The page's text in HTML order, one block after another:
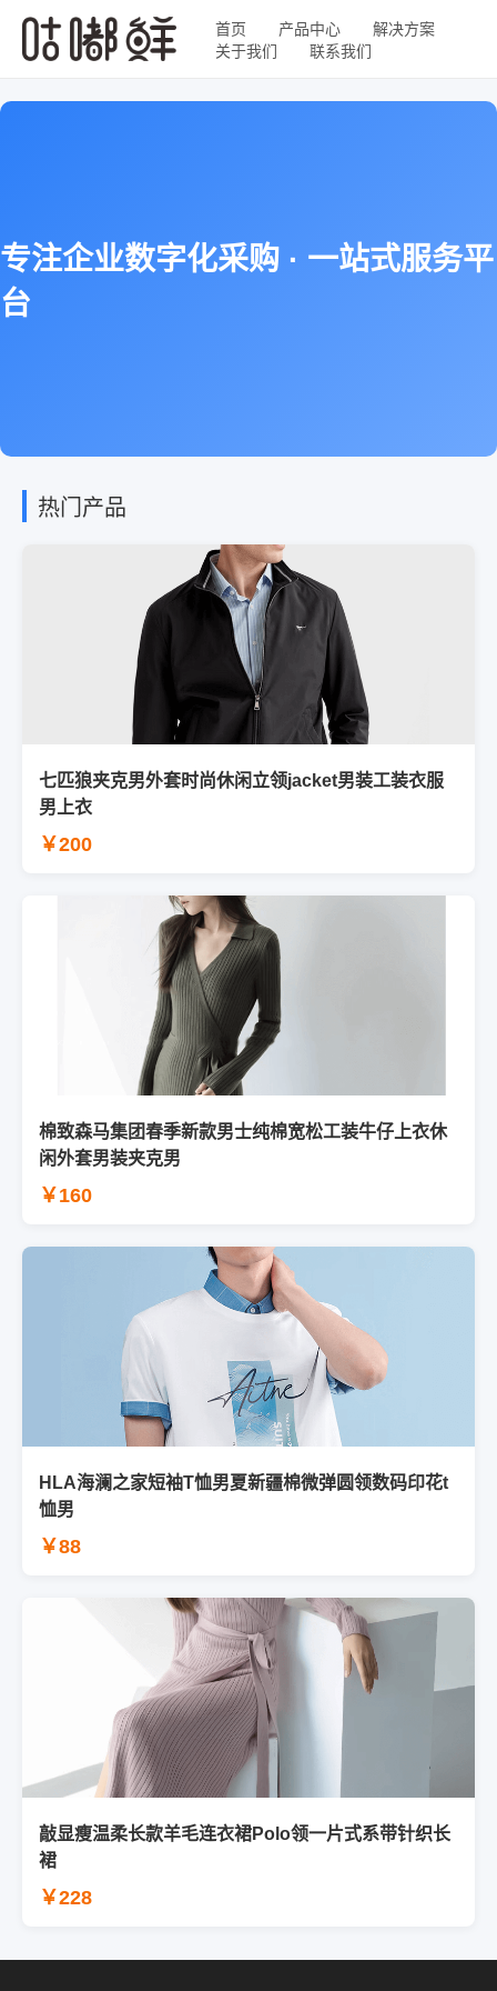
首页 产品中心
解决方案
关于我们
联系我们
专注企业数字化采购 · 一站式服务平
台
热门产品
七匹狼夹克男外套时尚休闲立领jacket男装工装衣服
男上衣
￥200
棉致森马集团春季新款男士纯棉宽松工装牛仔上衣休
闲外套男装夹克男
￥160
HLA海澜之家短袖T恤男夏新疆棉微弹圆领数码印花t
恤男
￥88
敲显瘦温柔长款羊毛连衣裙Polo领一片式系带针织长
裙
￥228